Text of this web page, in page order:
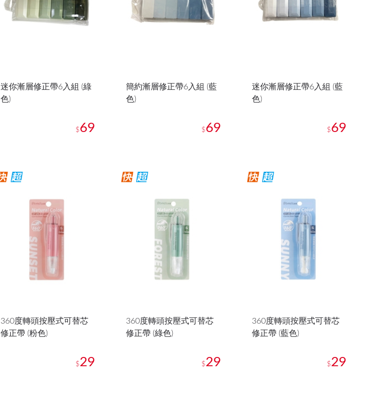
迷你漸層修正帶6入組 (綠
色)
$69
簡約漸層修正帶6入組 (藍
色)
$69
迷你漸層修正帶6入組 (藍
色)
$69
360度轉頭按壓式可替芯
修正帶 (粉色)
$29
360度轉頭按壓式可替芯
修正帶 (綠色)
$29
360度轉頭按壓式可替芯
修正帶 (藍色)
$29